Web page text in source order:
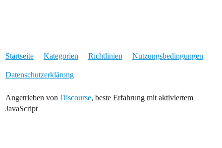
Startseite Kategorien Richtlinien Nutzungsbedingungen
Datenschutzerklärung
Angetrieben von Discourse, beste Erfahrung mit aktiviertem
JavaScript